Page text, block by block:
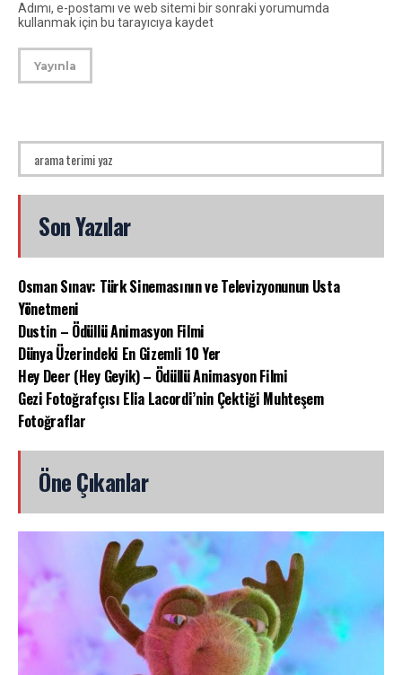
Adımı, e-postamı ve web sitemi bir sonraki yorumumda
kullanmak için bu tarayıcıya kaydet
Son Yazılar
Osman Sınav: Türk Sinemasının ve Televizyonunun Usta
Yönetmeni
Dustin – Ödüllü Animasyon Filmi
Dünya Üzerindeki En Gizemli 10 Yer
Hey Deer (Hey Geyik) – Ödüllü Animasyon Filmi
Gezi Fotoğrafçısı Elia Lacordi’nin Çektiği Muhteşem
Fotoğraflar
Öne Çıkanlar